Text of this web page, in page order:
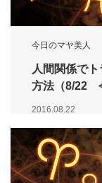
今日のマヤ美人
人間関係で
方法（8/22
2016.08.22